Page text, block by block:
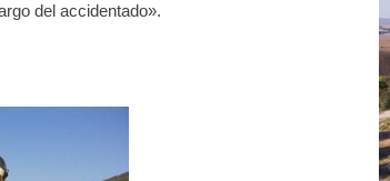
del accidentado».